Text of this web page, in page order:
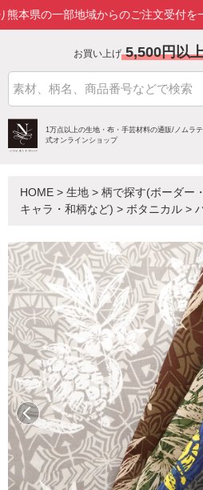
部地域からのご注文受付を一時停止
お買い上げ 5,500円以
1万点以上の生地・布・手芸材料の通販/ ノムラ
式オンラインショップ
HOME > 生地 > 柄で探す(ボーダー
キャラ・和柄など) > ボタニカル >
前へ